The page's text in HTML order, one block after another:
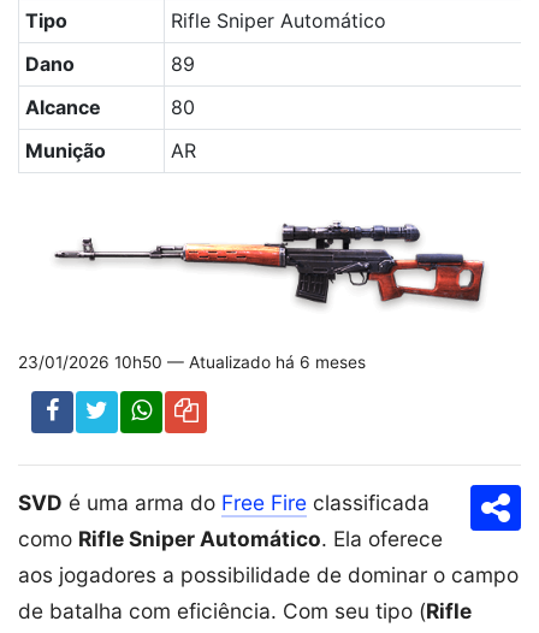
Tabela com os principais atributos da arma SVD no Free
Tipo
Rifle Sniper Automático
Dano
89
Alcance
80
Munição
AR
23/01/2026 10h50 — Atualizado há 6 meses
SVD é uma arma do Free Fire classificada
como Rifle Sniper Automático. Ela oferece
aos jogadores a possibilidade de dominar o campo
de batalha com eficiência. Com seu tipo (Rifle